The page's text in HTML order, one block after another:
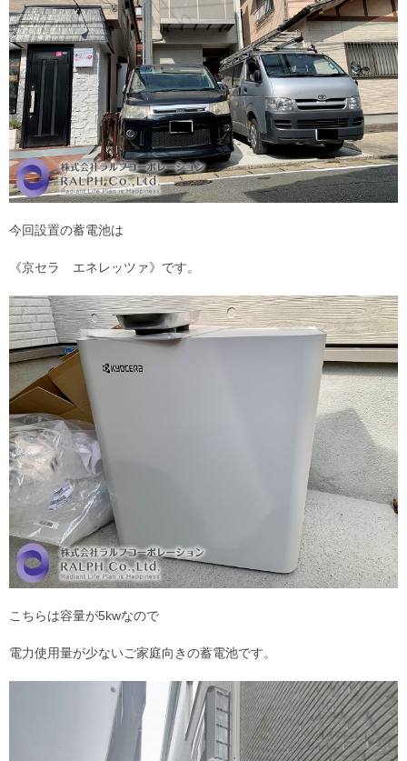
今回設置の蓄電池は
《京セラ エネレッツァ》です。
こちらは容量が5kwなので
電力使用量が少ないご家庭向きの蓄電池です。